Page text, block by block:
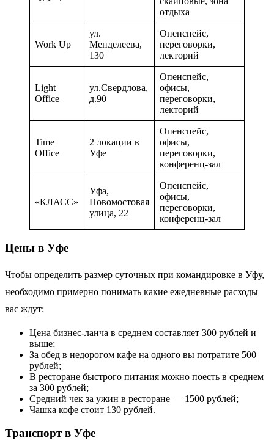
отдыха
Work Up
ул.
Менделеева,
130
Опенспейс,
переговорки,
лекторий
Light
Office
ул.Свердлова,
д.90
Опенспейс,
офисы,
переговорки,
лекторий
Time
Office
2 локации в
Уфе
Опенспейс,
офисы,
переговорки,
конференц-зал
«КЛАСС»
Уфа,
Новомостовая
улица, 22
Опенспейс,
офисы,
переговорки,
конференц-зал
Цены в Уфе
Чтобы определить размер суточных при командировке в Уфу,
необходимо примерно понимать какие ежедневные расходы
вас ждут:
Цена бизнес-ланча в среднем составляет 300 рублей и
выше;
За обед в недорогом кафе на одного вы потратите 500
рублей;
В ресторане быстрого питания можно поесть в среднем
за 300 рублей;
Средний чек за ужин в ресторане — 1500 рублей;
Чашка кофе стоит 130 рублей.
Транспорт в Уфе